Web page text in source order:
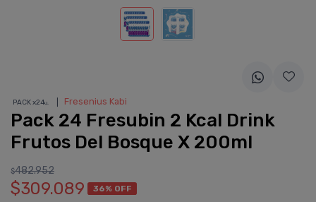
PACK x24u. Fresenius Kabi
Pack 24 Fresubin 2 Kcal Drink
Frutos Del Bosque X 200ml
$482.952
$309.089 36% OFF